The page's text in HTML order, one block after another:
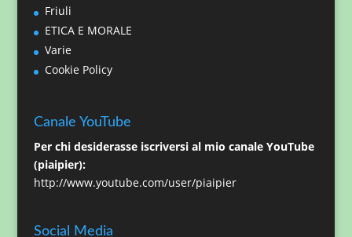
Friuli
ETICA E MORALE
Varie
Cookie Policy
Canale YouTube
Per chi desiderasse iscriversi al mio canale YouTube
(piaipier):
http://www.youtube.com/user/piaipier
Social Media